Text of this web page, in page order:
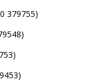
379755)